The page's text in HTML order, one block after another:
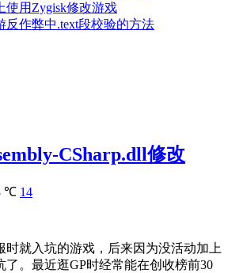
使用Zygisk修改游戏
反作弊中.text段校验的方法
CSharp.dll修改
℃ 14
时就入坑的游戏，后来因为没活动加上
了。最近逛GP时经常能在创收榜前30